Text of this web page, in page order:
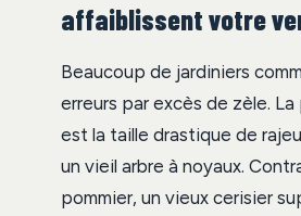
affaiblissent votre
Beaucoup de jardiniers
erreurs par excès de zèle.
est la taille drastique de
un vieil arbre à noyaux.
pommier, un vieux cerisier